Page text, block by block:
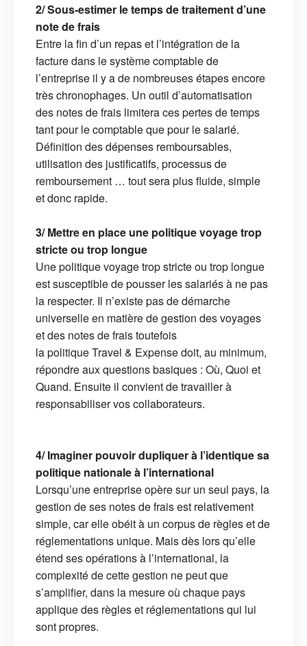
2/ Sous-estimer le temps de traitement d’une
note de frais
Entre la fin d’un repas et l’intégration de la
facture dans le système comptable de
l’entreprise il y a de nombreuses étapes encore
très chronophages. Un outil d’automatisation
des notes de frais limitera ces pertes de temps
tant pour le comptable que pour le salarié.
Définition des dépenses remboursables,
utilisation des justificatifs, processus de
remboursement … tout sera plus fluide, simple
et donc rapide.
3/ Mettre en place une politique voyage trop
stricte ou trop longue
Une politique voyage trop stricte ou trop longue
est susceptible de pousser les salariés à ne pas
la respecter. Il n’existe pas de démarche
universelle en matière de gestion des voyages
et des notes de frais toutefois
la politique Travel & Expense doit, au minimum,
répondre aux questions basiques : Où, Quoi et
Quand. Ensuite il convient de travailler à
responsabiliser vos collaborateurs.
4/ Imaginer pouvoir dupliquer à l’identique sa
politique nationale à l’international
Lorsqu’une entreprise opère sur un seul pays, la
gestion de ses notes de frais est relativement
simple, car elle obéit à un corpus de règles et de
réglementations unique. Mais dès lors qu’elle
étend ses opérations à l’international, la
complexité de cette gestion ne peut que
s’amplifier, dans la mesure où chaque pays
applique des règles et réglementations qui lui
sont propres.